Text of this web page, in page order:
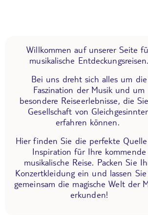
Willkommen auf unserer Seite
musikalische Entdeckungsreisen.
Bei uns dreht sich alles um die
Faszination der Musik und um
besondere Reiseerlebnisse, die
Gesellschaft von
erfahren können.
Hier finden Sie die perfekte
Inspiration für Ihre kommende
musikalische Reise. Packen Sie
Konzertkleidung ein und lassen
gemeinsam die magische Welt der
erkunden!